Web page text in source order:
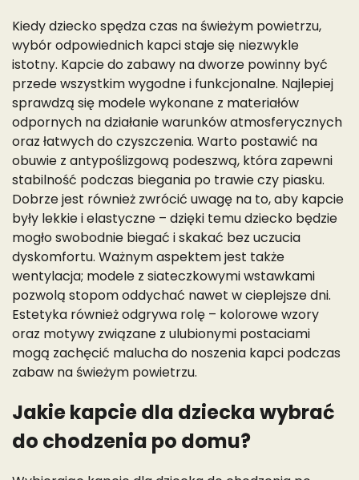
Kiedy dziecko spędza czas na świeżym powietrzu,
wybór odpowiednich kapci staje się niezwykle
istotny. Kapcie do zabawy na dworze powinny być
przede wszystkim wygodne i funkcjonalne. Najlepiej
sprawdzą się modele wykonane z materiałów
odpornych na działanie warunków atmosferycznych
oraz łatwych do czyszczenia. Warto postawić na
obuwie z antypoślizgową podeszwą, która zapewni
stabilność podczas biegania po trawie czy piasku.
Dobrze jest również zwrócić uwagę na to, aby kapcie
były lekkie i elastyczne – dzięki temu dziecko będzie
mogło swobodnie biegać i skakać bez uczucia
dyskomfortu. Ważnym aspektem jest także
wentylacja; modele z siateczkowymi wstawkami
pozwolą stopom oddychać nawet w cieplejsze dni.
Estetyka również odgrywa rolę – kolorowe wzory
oraz motywy związane z ulubionymi postaciami
mogą zachęcić malucha do noszenia kapci podczas
zabaw na świeżym powietrzu.
Jakie kapcie dla dziecka wybrać
do chodzenia po domu?